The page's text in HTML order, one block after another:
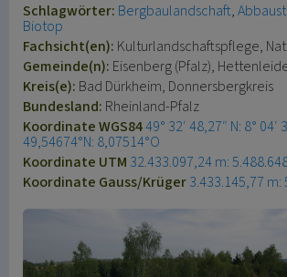
Schlagwörter: Bergbaulandschaft
Biotop
Fachsicht(en): Kulturlandschaftspflege,
Gemeinde(n): Eisenberg (Pfalz),
Kreis(e): Bad Dürkheim, Donnersbergkreis
Bundesland: Rheinland-Pfalz
Koordinate WGS8449° 32′ 48,27″ N: 8° 04′
49,54674°N: 8,07514°O
Koordinate UTM 32.433.097,24 m:
Koordinate Gauss/Krüger3.433.145,77 m: